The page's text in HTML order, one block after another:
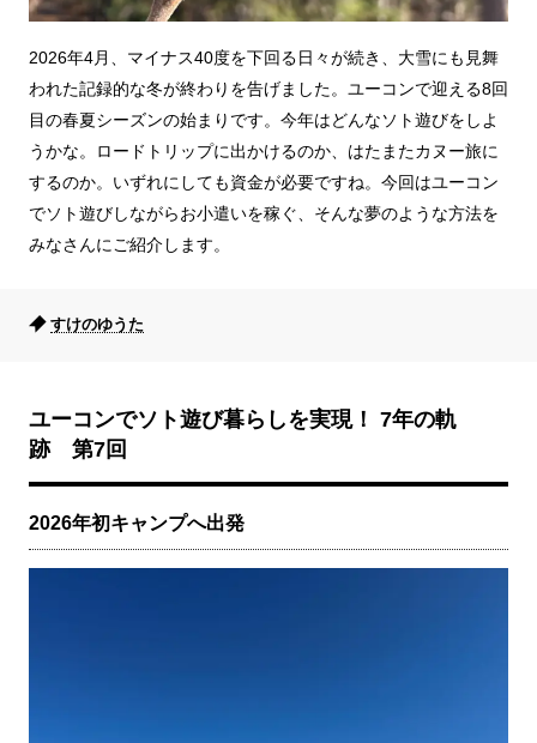
2026年4月、マイナス40度を下回る日々が続き、大雪にも見舞
われた記録的な冬が終わりを告げました。ユーコンで迎える8回
目の春夏シーズンの始まりです。今年はどんなソト遊びをしよ
うかな。ロードトリップに出かけるのか、はたまたカヌー旅に
するのか。いずれにしても資金が必要ですね。今回はユーコン
でソト遊びしながらお小遣いを稼ぐ、そんな夢のような方法を
みなさんにご紹介します。
すけのゆうた
ユーコンでソト遊び暮らしを実現！ 7年の軌
跡 第7回
2026年初キャンプへ出発